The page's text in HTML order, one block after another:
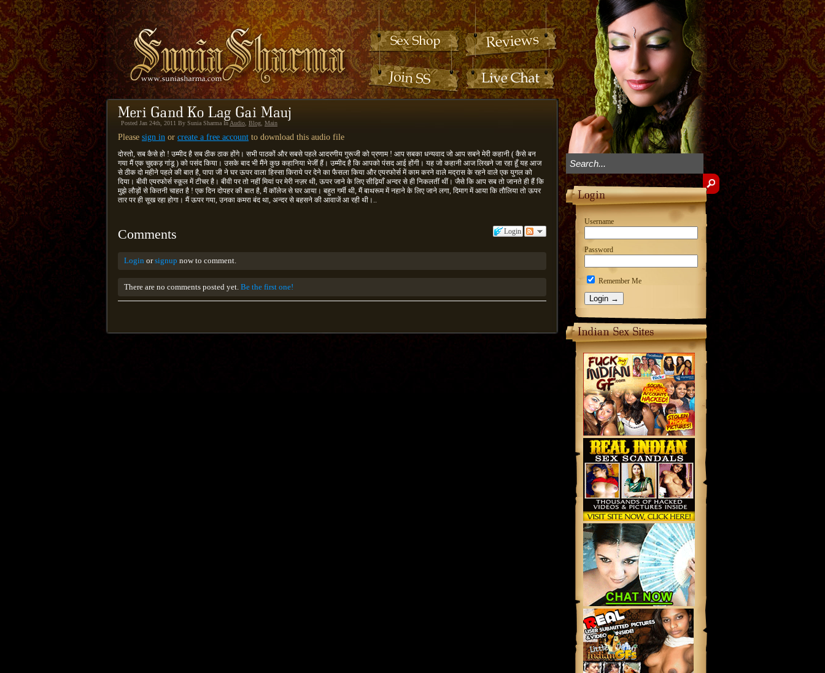
Posted Jan 24th, 2011 By Sunia Sharma InAudio Blog Main
Please sign in or create a free account to download this audio file
दोस्तो, सब कैसे हो ! उम्मीद है सब ठीक ठाक होंगे। सभी पाठकों और सबसे पहले आदरणीय गुरूजी को प्रणाम ! आप सबका धन्यवाद जो आप सबने मेरी कहानी ( कैसे बन
गया मैं एक चुद्दकड़ गांडू ) को पसंद किया। उसके बाद भी मैंने कुछ कहानिया भेजीं हैं। उम्मीद है कि आपको पंसद आई होंगी। यह जो कहानी आज लिखने जा रहा हूँ यह आज
से ठीक दो महीने पहले की बात है, पापा जी ने घर ऊपर वाला हिस्सा किराये पर देने का फैसला किया और एयरफोर्स में काम करने वाले मद्रास के रहने वाले एक युगल को
दिया। बीवी एयरफोर्स स्कूल में टीचर है। बीवी पर तो नहीं मियां पर मेरी नज़र थी, ऊपर जाने के लिए सीढ़ियाँ अन्दर से ही निकलतीं थीं। जैसे कि आप सब तो जानते ही हैं कि
मुझे लौड़ों से कितनी चाहत है ! एक दिन दोपहर की बात है, मैं कॉलेज से घर आया। बहुत गर्मी थी, मैं बाथरूम में नहाने के लिए जाने लगा, दिमाग में आया कि तौलिया तो ऊपर
तार पर ही सूख रहा होगा। मैं ऊपर गया, उनका कमरा बंद था, अन्दर से बहसने की आवाजें आ रही थी।..
Login
Comments
Login orsignup now to comment.
There are no comments posted yet.Be the first one!
Username
Password
Remember Me